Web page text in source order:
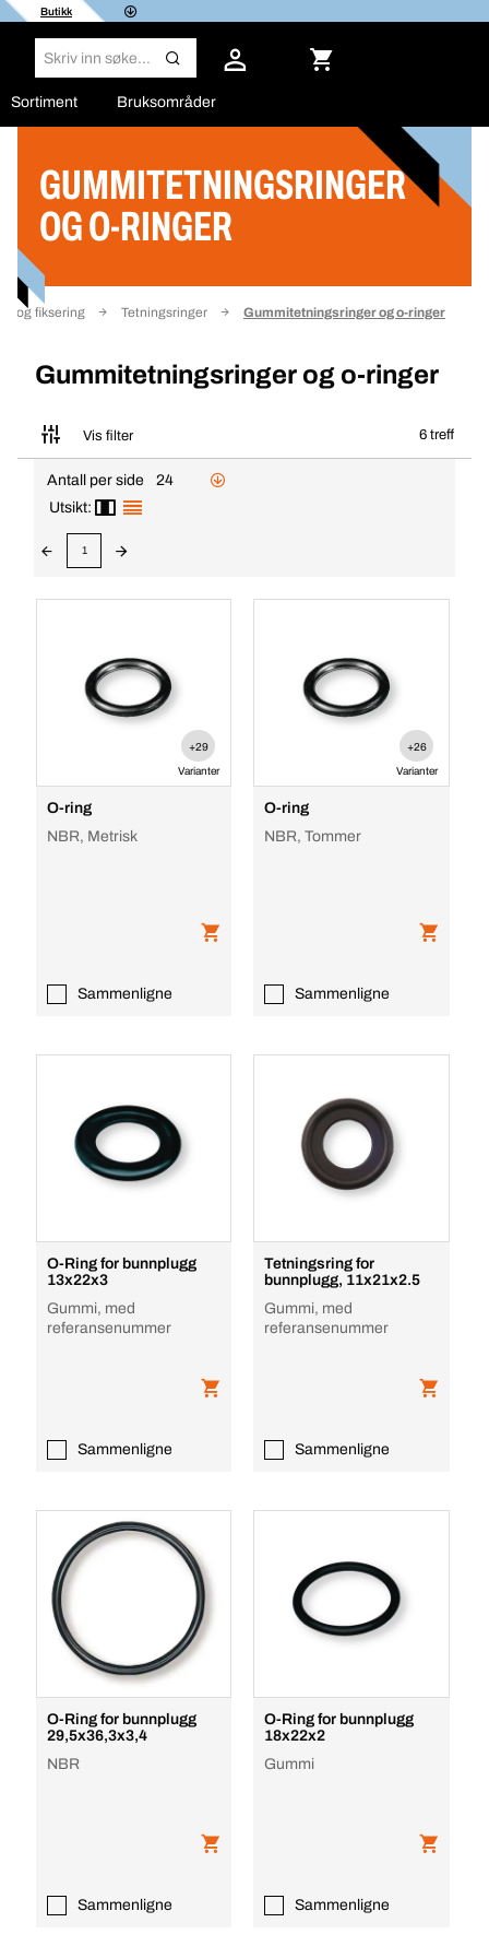
Butikk
Sortiment Bruksområder
GUMMITETNINGSRINGER
OG O-RINGER
og fiksering Tetningsringer Gummitetningsringer og o-ringer
Gummitetningsringer og o-ringer
Vis filter 6 treff
Filter
Antall per side
24
Utsikt:
1
+29
Varianter
O-ring
NBR, Metrisk
Sammenligne
+26
Varianter
O-ring
NBR, Tommer
Sammenligne
O-Ring for bunnplugg
13x22x3
Gummi, med
referansenummer
Sammenligne
Tetningsring for
bunnplugg, 11x21x2.5
Gummi, med
referansenummer
Sammenligne
O-Ring for bunnplugg
29,5x36,3x3,4
NBR
Sammenligne
O-Ring for bunnplugg
18x22x2
Gummi
Sammenligne